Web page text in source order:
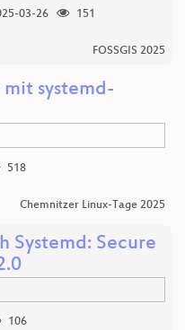
03-26
151
FOSSGIS 2025
systemd-
518
Chemnitzer Linux-Tage 2025
Systemd: Secure
106